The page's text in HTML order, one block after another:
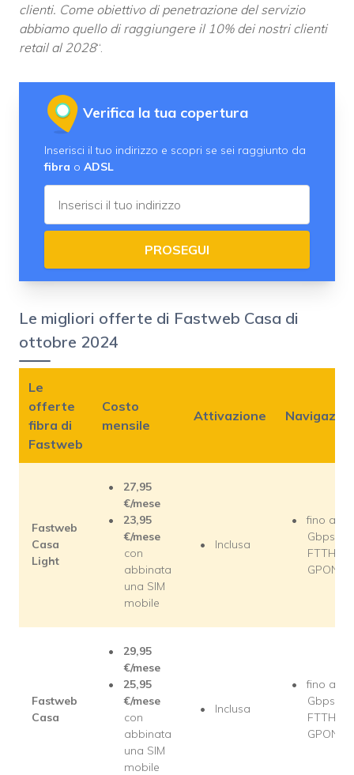
clienti. Come obiettivo di penetrazione del servizio
abbiamo quello di raggiungere il 10% dei nostri clienti
retail al 2028“.
Verifica la tua copertura
Inserisci il tuo indirizzo e scopri se sei raggiunto da
fibra o ADSL
PROSEGUI
Le migliori offerte di Fastweb Casa di
ottobre 2024
Le
offerte
fibra di
Fastweb
Costo
mensile
Attivazione
Fastweb
Casa
Light
27,95
€/mese
23,95
€/mese
con
abbinata
una SIM
mobile
Inclusa
fino a 2,5
Gbps in
FTTH
GPON
Fastweb
Casa
29,95
€/mese
25,95
€/mese
con
abbinata
una SIM
mobile
Inclusa
fino a 2,5
Gbps in
FTTH
GPON